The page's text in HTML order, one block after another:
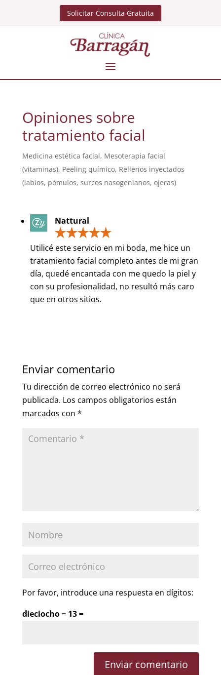
Solicitar Consulta Gratuita
Opiniones sobre
tratamiento facial
Medicina estética facial, Mesoterapia facial
(vitaminas), Peeling químico, Rellenos inyectados
(labios, pómulos, surcos nasogenianos, ojeras)
Nattural
Utilicé este servicio en mi boda, me hice un
tratamiento facial completo antes de mi gran
día, quedé encantada con me quedo la piel y
con su profesionalidad, no resultó más caro
que en otros sitios.
Enviar comentario
Tu dirección de correo electrónico no será
publicada. Los campos obligatorios están
marcados con *
Por favor, introduce una respuesta en dígitos:
dieciocho − 13 =